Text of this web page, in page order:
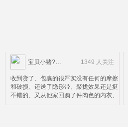
宝贝小猪?…… 1349 人关注
收到货了、包裹的很严实没有任何的摩擦
和破损、还送了隐形带、聚拢效果还是挺
不错的、又从他家回购了件肉色的内衣、